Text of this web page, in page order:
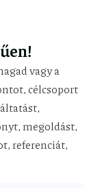
vagy a
célcsoport
megoldást,
referenciát,